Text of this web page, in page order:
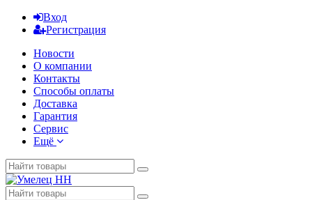
Вход
Регистрация
Новости
О компании
Контакты
Способы оплаты
Доставка
Гарантия
Сервис
Ещё